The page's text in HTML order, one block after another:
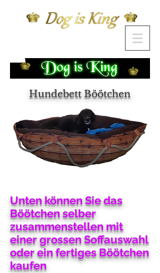
Hundebett Böötchen
Unten können Sie das
Böötchen selber
zusammenstellen mit
einer grossen Soffauswahl
oder ein fertiges Böötchen
kaufen